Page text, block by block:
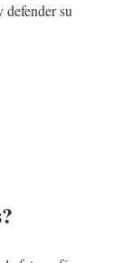
defender su